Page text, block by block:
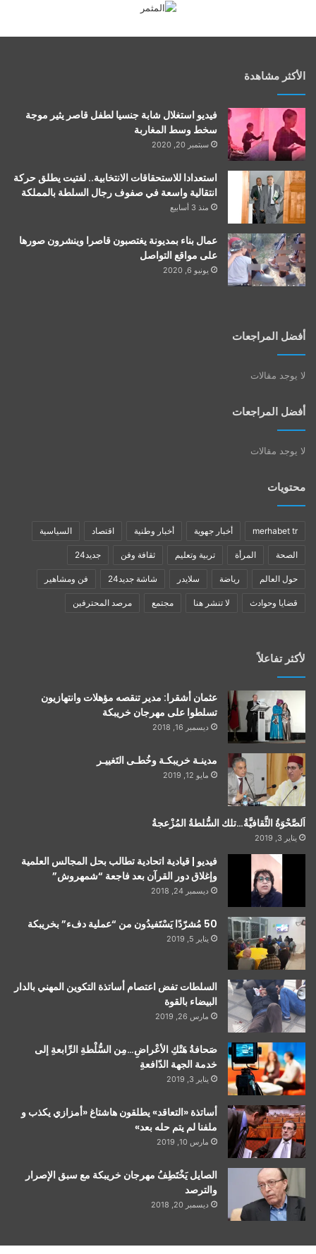
الأكثر مشاهدة
فيديو استغلال شابة جنسيا لطفل قاصر يثير موجة
سخط وسط المغاربة
سبتمبر 20, 2020
استعدادا للاستحقاقات الانتخابية.. لفتيت يطلق حركة
انتقالية واسعة في صفوف رجال السلطة بالمملكة
منذ 3 أسابيع
عمال بناء بمديونة يغتصبون قاصرا وينشرون صورها
على مواقع التواصل
يونيو 6, 2020
أفضل المراجعات
لا يوجد مقالات
أفضل المراجعات
لا يوجد مقالات
محتويات
merhabet tr أخبار جهوية أخبار وطنية اقتصاد السياسية
الصحة المرأة تربية وتعليم ثقافة وفن جديد24
حول العالم رياضة سلايدر شاشة جديد24 فن ومشاهير
قضايا وحوادث لا تنشر هنا مجتمع مرصد المحترفين
لأكثر تفاعلاً
عثمان أشقرا: مدير تنقصه مؤهلات وانتهازيون
تسلطوا على مهرجان خريبكة
ديسمبر 16, 2018
مدينـة خريبكـة وخُطـى التَغييـر
مايو 12, 2019
اَلصَّحْوَةُ الثَّقافيَّةُ…تلك السُّلطةُ المُزْعجةُ
يناير 3, 2019
فيديو | قيادية اتحادية تطالب بحل المجالس العلمية
وإغلاق دور القرآن بعد فاجعة “شمهروش”
ديسمبر 24, 2018
50 مُشرّدًا يَسْتَفيدُون من “عملية دفء” بخريبكة
يناير 5, 2019
السلطات تفض اعتصام أساتذة التكوين المهني بالدار
البيضاء بالقوة
مارس 26, 2019
صَحافةُ هَتْكِ الأعْراضِ…مِن السُّلْطةِ الرِّابعةِ إلى
خدمة الجهة الدّافعةِ
يناير 3, 2019
أساتذة «التعاقد» يطلقون هاشتاغ «أمزازي يكذب و
ملفنا لم يتم حله بعد»
مارس 10, 2019
الصايل يَخْتَطِفُ مهرجان خريبكة مع سبق الإصرار
والترصد
ديسمبر 20, 2018